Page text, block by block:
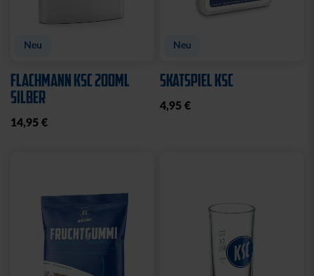
Neu
FLACHMANN KSC 200ML
SILBER
14,95 €
Neu
SKATSPIEL KSC
4,95 €